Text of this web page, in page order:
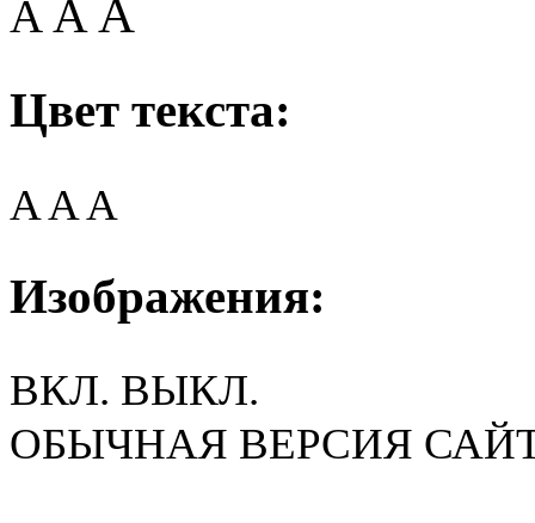
A AA
Цвет текста:
AAA
Изображения:
ВКЛ. ВЫКЛ.
ОБЫЧНАЯ ВЕРСИЯ